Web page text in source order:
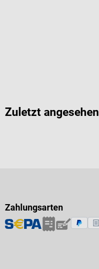
Zuletzt angesehen
Zahlungsarten